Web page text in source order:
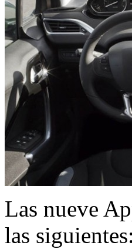
Las nueve
las siguientes: